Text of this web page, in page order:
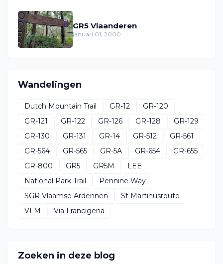
GR5 Vlaanderen
januari 01, 2000
Wandelingen
Dutch Mountain Trail GR-12
GR-120
GR-121
GR-122 GR-126 GR-128
GR-129
GR-130
GR-131 GR-14 GR-512
GR-561
GR-564
GR-565 GR-5A GR-654
GR-655
GR-800
GR5 GR5M
LEE
National Park Trail
Pennine Way
SGR Vlaamse Ardennen
St Martinusroute
VFM
Via Francigena
Zoeken in deze blog